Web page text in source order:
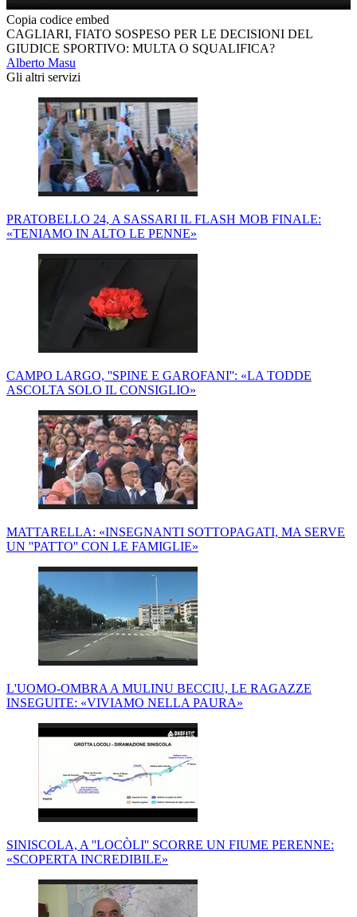
Copia codice embed
CAGLIARI, FIATO SOSPESO PER LE DECISIONI DEL
GIUDICE SPORTIVO: MULTA O SQUALIFICA?
Alberto Masu
Gli altri servizi
PRATOBELLO 24, A SASSARI IL FLASH MOB FINALE:
«TENIAMO IN ALTO LE PENNE»
CAMPO LARGO, ''SPINE E GAROFANI'': «LA TODDE
ASCOLTA SOLO IL CONSIGLIO»
MATTARELLA: «INSEGNANTI SOTTOPAGATI, MA SERVE
UN ''PATTO'' CON LE FAMIGLIE»
L'UOMO-OMBRA A MULINU BECCIU, LE RAGAZZE
INSEGUITE: «VIVIAMO NELLA PAURA»
SINISCOLA, A ''LOCÒLI'' SCORRE UN FIUME PERENNE:
«SCOPERTA INCREDIBILE»